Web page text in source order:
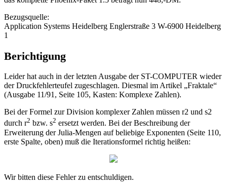
Bezugsquelle:
Application Systems Heidelberg Englerstraße 3 W-6900 Heidelberg
1
Berichtigung
Leider hat auch in der letzten Ausgabe der ST-COMPUTER wieder
der Druckfehlerteufel zugeschlagen. Diesmal im Artikel „Fraktale“
(Ausgabe 11/91, Seite 105, Kasten: Komplexe Zahlen).
Bei der Formel zur Division komplexer Zahlen müssen r2 und s2
durch r2 bzw. s2 ersetzt werden. Bei der Beschreibung der
Erweiterung der Julia-Mengen auf beliebige Exponenten (Seite 110,
erste Spalte, oben) muß die Iterationsformel richtig heißen:
Wir bitten diese Fehler zu entschuldigen.